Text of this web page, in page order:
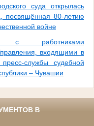
суда открылась
посвящённая 80-летию
войне
с работниками
входящими в
службы судебной
– Чувашии
В